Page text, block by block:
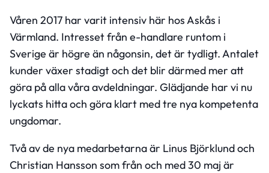
Våren 2017 har varit intensiv här hos Askås i
Värmland. Intresset från e-handlare runtom i
Sverige är högre än någonsin, det är tydligt. Antalet
kunder växer stadigt och det blir därmed mer att
göra på alla våra avdeldningar. Glädjande har vi nu
lyckats hitta och göra klart med tre nya kompetenta
ungdomar.
Två av de nya medarbetarna är Linus Björklund och
Christian Hansson som från och med 30 maj är